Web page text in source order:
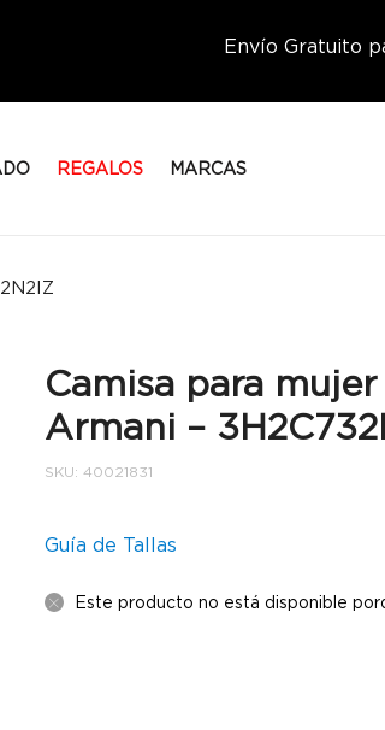
Envío Gratuito
REGALOS MARCAS
Camisa para
Armani –
SKU: 40021831
Guía de Tallas
Este producto no está disponible